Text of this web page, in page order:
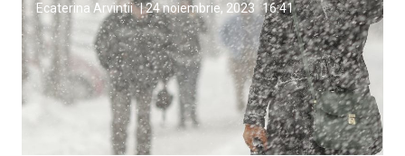
Ecaterina Arvintii |24 noiembrie, 2023 16:41